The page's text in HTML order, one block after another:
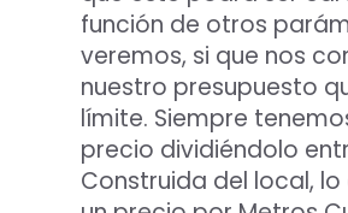
función de otros
veremos, si que nos
nuestro presupuesto
límite. Siempre
precio dividiéndolo
Construida del local,